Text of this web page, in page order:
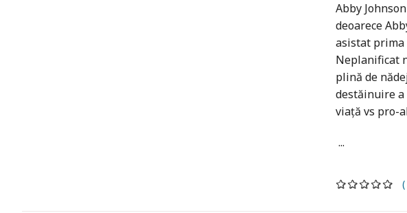
Abby
deoarece
asistat prima
Neplanificat
plină de
destăinuire a
viață vs pro-
...
(